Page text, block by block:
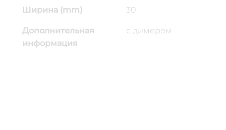
Ширина (mm) 30
Дополнительная
информация
с димером